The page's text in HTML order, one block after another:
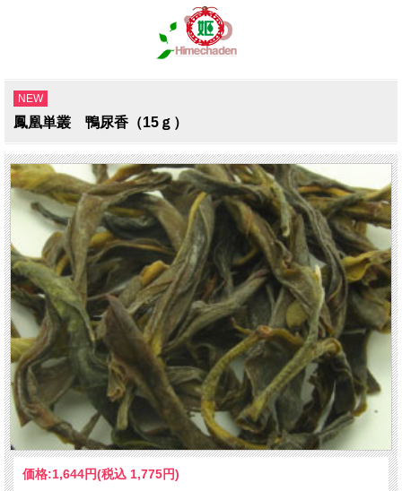
NEW
鳳凰単叢 鴨尿香（15ｇ）
価格:1,644円(税込 1,775円)